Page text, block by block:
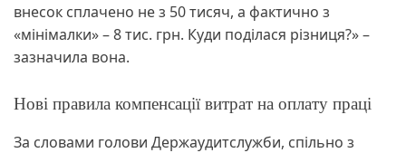
внесок сплачено не з 50 тисяч, а фактично з
«мінімалки» – 8 тис. грн. Куди поділася різниця?» –
зазначила вона.
Нові правила компенсації витрат на оплату праці
За словами голови Держаудитслужби, спільно з